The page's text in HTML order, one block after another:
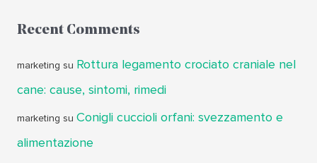
Recent Comments
marketing su Rottura legamento crociato craniale nel
cane: cause, sintomi, rimedi
marketing su Conigli cuccioli orfani: svezzamento e
alimentazione